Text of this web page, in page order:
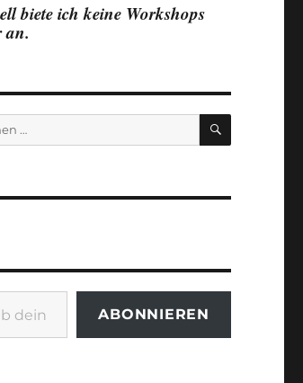
biete ich keine Workshops
an.
SUCHEN
ABONNIEREN